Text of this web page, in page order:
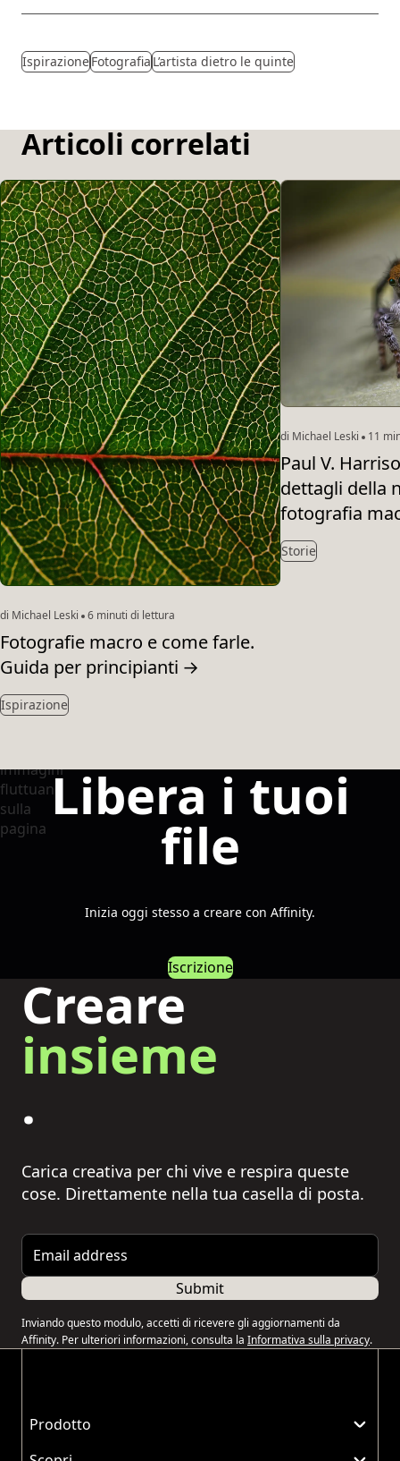
IspirazioneFotografiaL’artista dietro le quinte
Articoli correlati
di Michael Leski 6 minuti di lettura
Fotografie macro e come farle.
Guida per principianti →
Ispirazione
di Michael Leski 11
Paul V.
dettagli della
fotografia
Storie
Libera i tuoi
file
Inizia oggi stesso a creare con Affinity.
Iscrizione
Creare
insieme
.
Carica creativa per chi vive e respira queste
cose. Direttamente nella tua casella di posta.
Email address
Submit
Inviando questo modulo, accetti di ricevere gli aggiornamenti da
Affinity. Per ulteriori informazioni, consulta la Informativa sulla privacy.
Prodotto